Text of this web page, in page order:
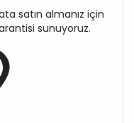
satın almanız için
sunuyoruz.